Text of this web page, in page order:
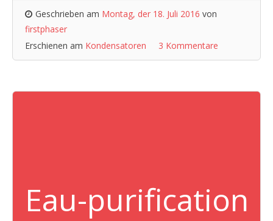
Geschrieben am Montag, der 18. Juli 2016 von
firstphaser
Erschienen am Kondensatoren 3 Kommentare
Eau-purification